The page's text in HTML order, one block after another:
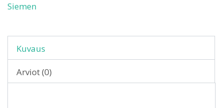
Siemen
Kuvaus
Arviot (0)